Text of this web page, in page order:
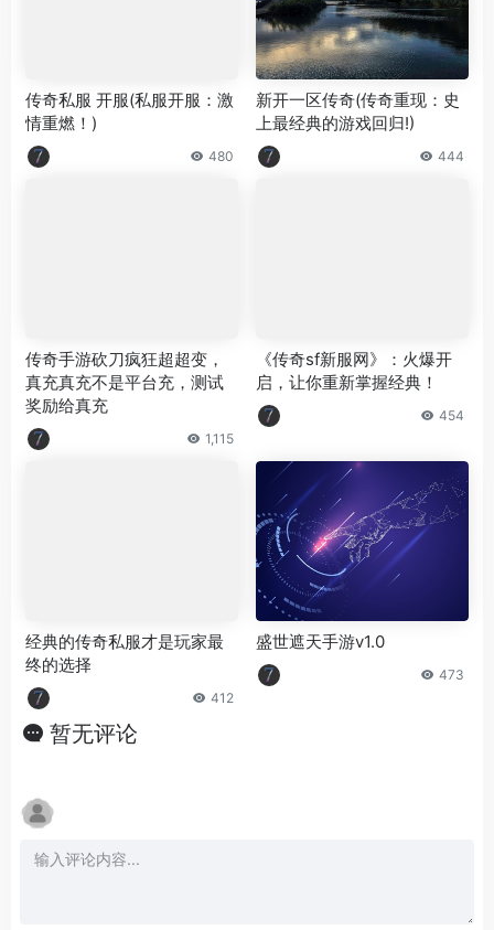
传奇私服 开服(私服开服：激
情重燃！)
480
新开一区传奇(传奇重现：史
上最经典的游戏回归!)
444
传奇手游砍刀疯狂超超变，
真充真充不是平台充，测试
奖励给真充
1,115
《传奇sf新服网》：火爆开
启，让你重新掌握经典！
454
经典的传奇私服才是玩家最
终的选择
412
盛世遮天手游v1.0
473
暂无评论